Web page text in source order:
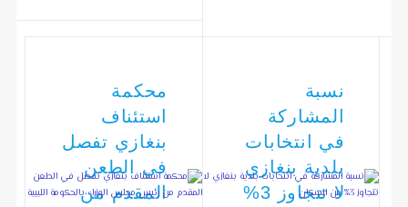
نسبة
المشاركة
في انتخابات
بلدية بنغازي
لا تتجاوز 3%
محكمة
استئناف
بنغازي تفصل
في الطعن
المقدم من